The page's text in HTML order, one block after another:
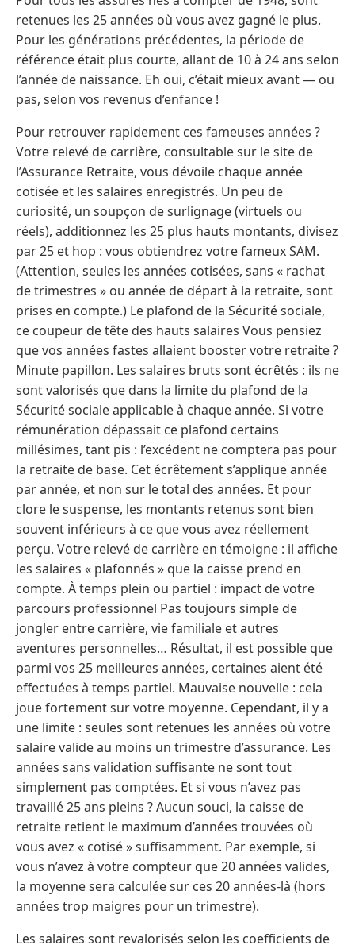
retenues les 25 années où vous avez gagné le plus.
Pour les générations précédentes, la période de
référence était plus courte, allant de 10 à 24 ans selon
l’année de naissance. Eh oui, c’était mieux avant — ou
pas, selon vos revenus d’enfance !
Pour retrouver rapidement ces fameuses années ?
Votre relevé de carrière, consultable sur le site de
l’Assurance Retraite, vous dévoile chaque année
cotisée et les salaires enregistrés. Un peu de
curiosité, un soupçon de surlignage (virtuels ou
réels), additionnez les 25 plus hauts montants, divisez
par 25 et hop : vous obtiendrez votre fameux SAM.
(Attention, seules les années cotisées, sans « rachat
de trimestres » ou année de départ à la retraite, sont
prises en compte.) Le plafond de la Sécurité sociale,
ce coupeur de tête des hauts salaires Vous pensiez
que vos années fastes allaient booster votre retraite ?
Minute papillon. Les salaires bruts sont écrêtés : ils ne
sont valorisés que dans la limite du plafond de la
Sécurité sociale applicable à chaque année. Si votre
rémunération dépassait ce plafond certains
millésimes, tant pis : l’excédent ne comptera pas pour
la retraite de base. Cet écrêtement s’applique année
par année, et non sur le total des années. Et pour
clore le suspense, les montants retenus sont bien
souvent inférieurs à ce que vous avez réellement
perçu. Votre relevé de carrière en témoigne : il affiche
les salaires « plafonnés » que la caisse prend en
compte. À temps plein ou partiel : impact de votre
parcours professionnel Pas toujours simple de
jongler entre carrière, vie familiale et autres
aventures personnelles… Résultat, il est possible que
parmi vos 25 meilleures années, certaines aient été
effectuées à temps partiel. Mauvaise nouvelle : cela
joue fortement sur votre moyenne. Cependant, il y a
une limite : seules sont retenues les années où votre
salaire valide au moins un trimestre d’assurance. Les
années sans validation suffisante ne sont tout
simplement pas comptées. Et si vous n’avez pas
travaillé 25 ans pleins ? Aucun souci, la caisse de
retraite retient le maximum d’années trouvées où
vous avez « cotisé » suffisamment. Par exemple, si
vous n’avez à votre compteur que 20 années valides,
la moyenne sera calculée sur ces 20 années-là (hors
années trop maigres pour un trimestre).
Les salaires sont revalorisés selon les coefficients de